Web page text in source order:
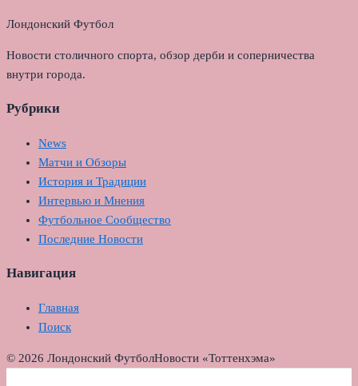
Лондонский Футбол
Новости столичного спорта, обзор дерби и соперничества
внутри города.
Рубрики
News
Матчи и Обзоры
История и Традиции
Интервью и Мнения
Футбольное Сообщество
Последние Новости
Навигация
Главная
Поиск
© 2026 Лондонский ФутболНовости «Тоттенхэма»